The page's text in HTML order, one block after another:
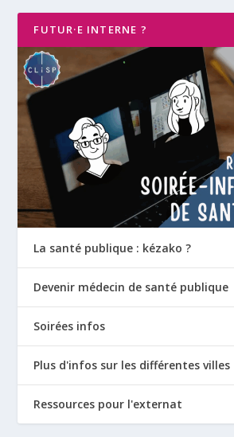
FUTUR·E INTERNE ?
La santé publique : kézako ?
Devenir médecin de santé publique
Soirées infos
Plus d'infos sur les différentes villes
Ressources pour l'externat